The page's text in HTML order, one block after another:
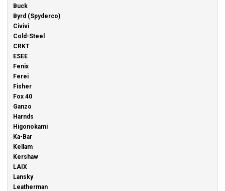
Buck
Byrd (Spyderco)
Civivi
Cold-Steel
CRKT
ESEE
Fenix
Ferei
Fisher
Fox 40
Ganzo
Harnds
Higonokami
Ka-Bar
Kellam
Kershaw
LAIX
Lansky
Leatherman